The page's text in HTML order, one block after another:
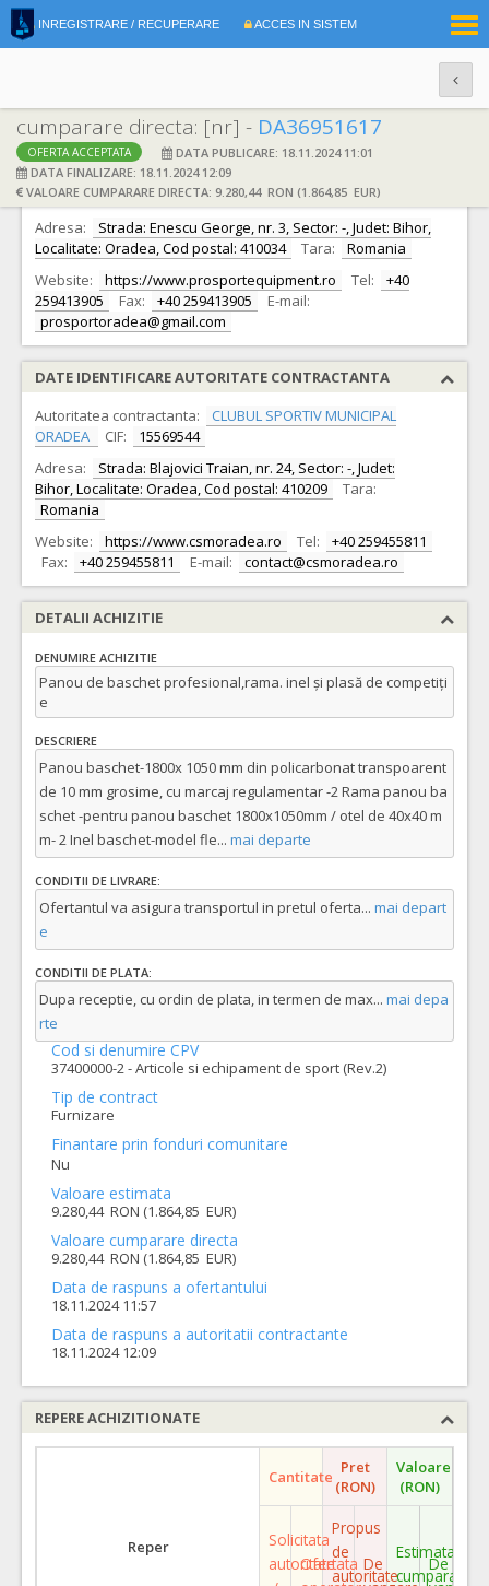
INREGISTRARE / RECUPERARE ACCES IN SISTEM
cumparare directa: [nr] - DA36951617
OFERTA ACCEPTATA
DATA PUBLICARE: 18.11.2024 11:01
DATA FINALIZARE: 18.11.2024 12:09
VALOARE CUMPARARE DIRECTA: 9.280,44 RON (1.864,85 EUR)
DATE IDENTIFICARE OFERTANT
Ofertant: S.C. PROSPORT S.R.L. S.R.L. CIF: 5277275
Adresa:
Strada: Enescu George, nr. 3, Sector: -, Judet: Bihor,
Localitate: Oradea, Cod postal: 410034
Tara:
Romania
Website:
https://www.prosportequipment.ro Tel:
+40
259413905
Fax: +40 259413905
E-mail:
prosportoradea@gmail.com
DATE IDENTIFICARE AUTORITATE CONTRACTANTA
Autoritatea contractanta:
CLUBUL SPORTIV MUNICIPAL
ORADEA
CIF:
15569544
Adresa:
Strada: Blajovici Traian, nr. 24, Sector: -, Judet:
Bihor, Localitate: Oradea, Cod postal: 410209
Tara:
Romania
Website:
https://www.csmoradea.ro Tel:
+40 259455811
Fax:
+40 259455811 E-mail: contact@csmoradea.ro
DETALII ACHIZITIE
DENUMIRE ACHIZITIE
Panou de baschet profesional,rama. inel și plasă de competiți
e
DESCRIERE
Panou baschet-1800x 1050 mm din policarbonat transpoarent
de 10 mm grosime, cu marcaj regulamentar -2 Rama panou ba
schet -pentru panou baschet 1800x1050mm / otel de 40x40 m
m- 2 Inel baschet-model fle... mai departe
CONDITII DE LIVRARE:
Ofertantul va asigura transportul in pretul oferta... mai depart
e
CONDITII DE PLATA:
Dupa receptie, cu ordin de plata, in termen de max... mai depa
rte
Cod si denumire CPV
37400000-2 - Articole si echipament de sport (Rev.2)
Tip de contract
Furnizare
Finantare prin fonduri comunitare
Nu
Valoare estimata
9.280,44 RON (1.864,85 EUR)
Valoare cumparare directa
9.280,44 RON (1.864,85 EUR)
Data de raspuns a ofertantului
18.11.2024 11:57
Data de raspuns a autoritatii contractante
18.11.2024 12:09
REPERE ACHIZITIONATE
Reper
Cantitate Pret
(RON)
Valoare
(RON)
Solicitata
autoritate
Ofertata
Propus
de
autoritate
De
Estimata
cumparare
De